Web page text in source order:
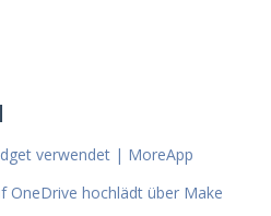
verwendet | MoreApp
OneDrive hochlädt über Make